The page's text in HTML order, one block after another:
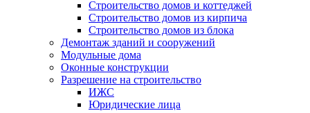
Строительство домов и коттеджей
Строительство домов из кирпича
Строительство домов из блока
Демонтаж зданий и сооружений
Модульные дома
Оконные конструкции
Разрешение на строительство
ИЖС
Юридические лица